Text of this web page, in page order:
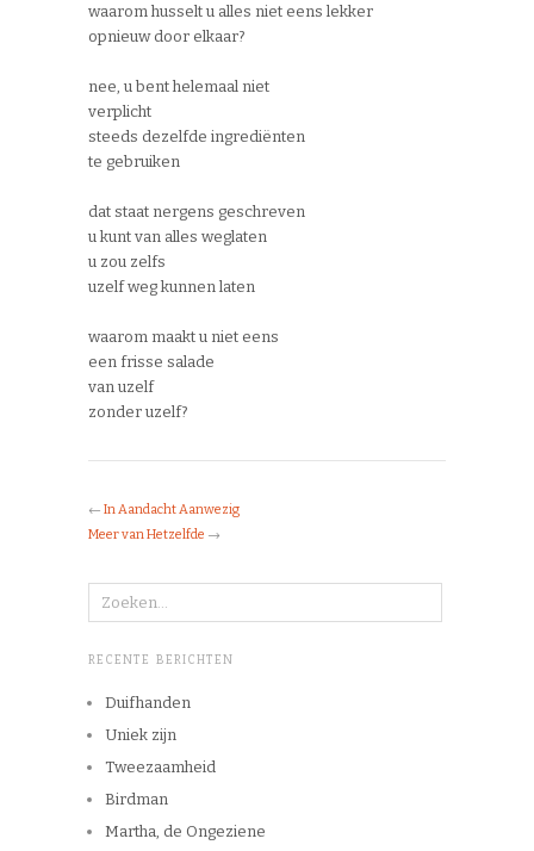
waarom husselt u alles niet eens lekker
opnieuw door elkaar?
nee, u bent helemaal niet
verplicht
steeds dezelfde ingrediënten
te gebruiken
dat staat nergens geschreven
u kunt van alles weglaten
u zou zelfs
uzelf weg kunnen laten
waarom maakt u niet eens
een frisse salade
van uzelf
zonder uzelf?
← In Aandacht Aanwezig
Meer van Hetzelfde →
RECENTE BERICHTEN
Duifhanden
Uniek zijn
Tweezaamheid
Birdman
Martha, de Ongeziene